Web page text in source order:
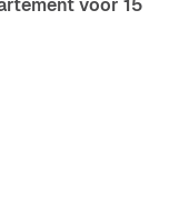
voor 15